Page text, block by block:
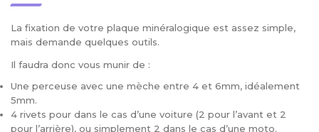
La fixation de votre plaque minéralogique est assez simple,
mais demande quelques outils.
Il faudra donc vous munir de :
Une perceuse avec une mèche entre 4 et 6mm, idéalement
5mm.
4 rivets pour dans le cas d’une voiture (2 pour l’avant et 2
pour l’arrière), ou simplement 2 dans le cas d’une moto.